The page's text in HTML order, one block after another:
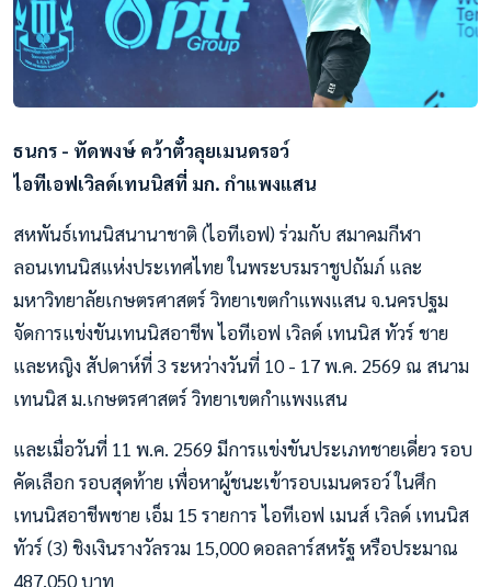
ธนกร - ทัดพงษ์ คว้าตั๋วลุยเมนดรอว์
ไอทีเอฟเวิลด์เทนนิสที่ มก. กำแพงแสน
สหพันธ์เทนนิสนานาชาติ (ไอทีเอฟ) ร่วมกับ สมาคมกีฬา
ลอนเทนนิสแห่งประเทศไทย ในพระบรมราชูปถัมภ์ และ
มหาวิทยาลัยเกษตรศาสตร์ วิทยาเขตกำแพงแสน จ.นครปฐม
จัดการแข่งขันเทนนิสอาชีพ ไอทีเอฟ เวิลด์ เทนนิส ทัวร์ ชาย
และหญิง สัปดาห์ที่ 3 ระหว่างวันที่ 10 - 17 พ.ค. 2569 ณ สนาม
เทนนิส ม.เกษตรศาสตร์ วิทยาเขตกำแพงแสน
และเมื่อวันที่ 11 พ.ค. 2569 มีการแข่งขันประเภทชายเดี่ยว รอบ
คัดเลือก รอบสุดท้าย เพื่อหาผู้ชนะเข้ารอบเมนดรอว์ ในศึก
เทนนิสอาชีพชาย เอ็ม 15 รายการ ไอทีเอฟ เมนส์ เวิลด์ เทนนิส
ทัวร์ (3) ชิงเงินรางวัลรวม 15,000 ดอลลาร์สหรัฐ หรือประมาณ
487,050 บาท